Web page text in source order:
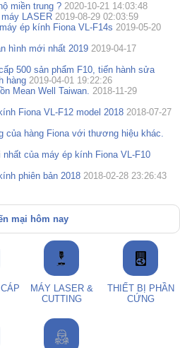
miền trung ? 2020-10-21 14:03:48
LASER 2019-08-29 02:03:59
ép kính Fiona VL-F14s 2019-05-20
hình mới nhất 2019 2019-04-17
500 sản phẩm F10, tiến hành sửa
hàng 2019-04-01 19:22:26
Mean Well Taiwan. 2018-11-29
Fiona VL-F12 model 2018 2018-07-27
của hàng Fiona với thương hiệu khác.
của máy ép kính Fiona VL-F10
phiên bản 2018 2018-02-28 23:26:43
mại hôm nay
MÁY LASER &
CUTTING
THIẾT BỊ PHẦN
CỨNG